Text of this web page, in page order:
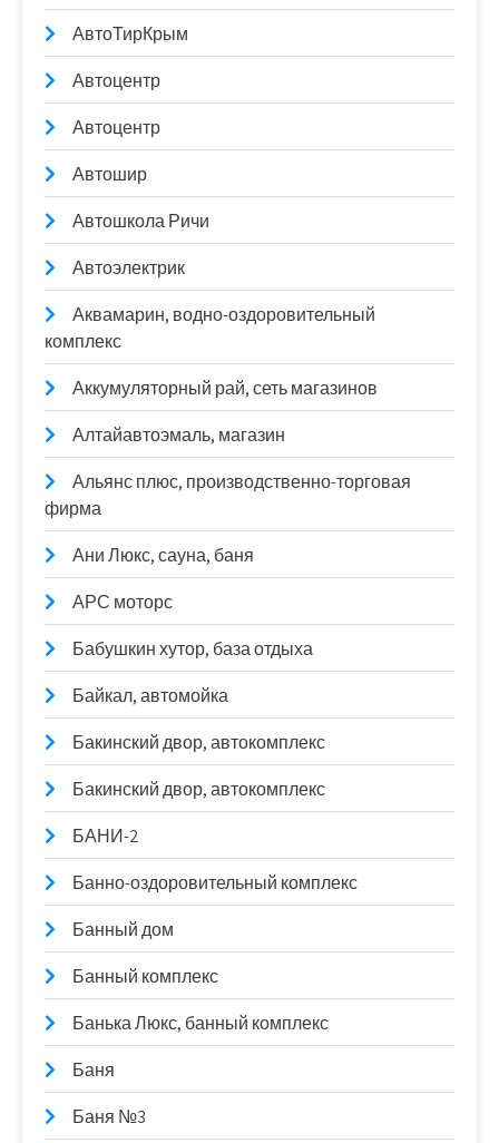
АвтоТирКрым
Автоцентр
Автоцентр
Автошир
Автошкола Ричи
Автоэлектрик
Аквамарин, водно-оздоровительный
комплекс
Аккумуляторный рай, сеть магазинов
Алтайавтоэмаль, магазин
Альянс плюс, производственно-торговая
фирма
Ани Люкс, сауна, баня
АРС моторс
Бабушкин хутор, база отдыха
Байкал, автомойка
Бакинский двор, автокомплекс
Бакинский двор, автокомплекс
БАНИ-2
Банно-оздоровительный комплекс
Банный дом
Банный комплекс
Банька Люкс, банный комплекс
Баня
Баня №3